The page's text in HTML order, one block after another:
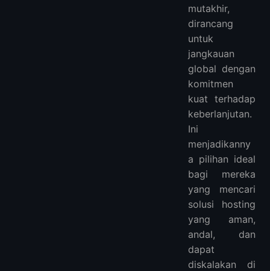
mutakhir,
dirancang
untuk
jangkauan
global dengan
komitmen
kuat terhadap
keberlanjutan.
Ini
menjadikanny
a pilihan ideal
bagi mereka
yang mencari
solusi hosting
yang aman,
andal, dan
dapat
diskalakan di